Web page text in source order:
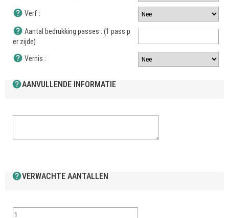
help Verf :
help Aantal bedrukking passes : (1 pass p
er zijde)
help Vernis :
helpAANVULLENDE INFORMATIE
helpVERWACHTE AANTALLEN